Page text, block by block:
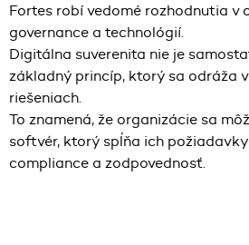
Fortes robí vedomé rozhodnutia v
governance a technológií.
Digitálna suverenita nie je
základný princíp, ktorý sa odráža
riešeniach.
To znamená, že organizácie sa
softvér, ktorý spĺňa ich
compliance a zodpovednosť.